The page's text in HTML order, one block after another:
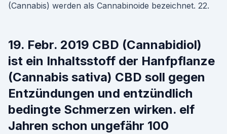
(Cannabis) werden als Cannabinoide bezeichnet. 22.
19. Febr. 2019 CBD (Cannabidiol)
ist ein Inhaltsstoff der Hanfpflanze
(Cannabis sativa) CBD soll gegen
Entzündungen und entzündlich
bedingte Schmerzen wirken. elf
Jahren schon ungefähr 100